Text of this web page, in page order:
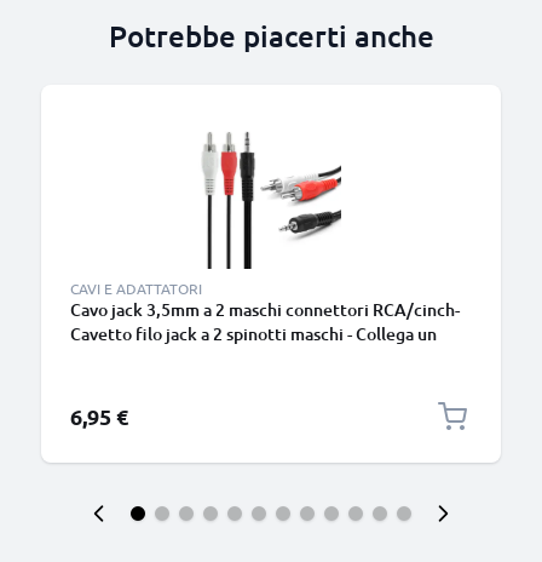
Potrebbe piacerti anche
CAVI E ADATTATORI
Cavo jack 3,5mm a 2 maschi connettori RCA/cinch-
Cavetto filo jack a 2 spinotti maschi - Collega un
6,95 €